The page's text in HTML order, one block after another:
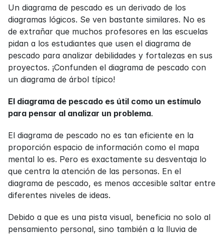
Un diagrama de pescado es un derivado de los
diagramas lógicos. Se ven bastante similares. No es
de extrañar que muchos profesores en las escuelas
pidan a los estudiantes que usen el diagrama de
pescado para analizar debilidades y fortalezas en sus
proyectos. ¡Confunden el diagrama de pescado con
un diagrama de árbol típico!
El diagrama de pescado es útil como un estímulo
para pensar al analizar un problema.
El diagrama de pescado no es tan eficiente en la
proporción espacio de información como el mapa
mental lo es. Pero es exactamente su desventaja lo
que centra la atención de las personas. En el
diagrama de pescado, es menos accesible saltar entre
diferentes niveles de ideas.
Debido a que es una pista visual, beneficia no solo al
pensamiento personal, sino también a la lluvia de